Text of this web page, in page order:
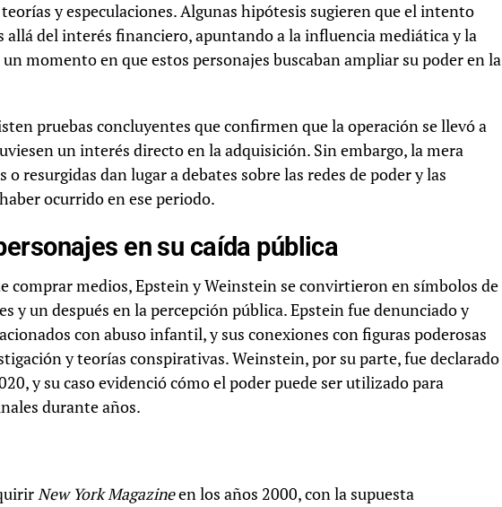
y especulaciones. Algunas hipótesis sugieren que el intento
del interés financiero, apuntando a la influencia mediática y la
momento en que estos personajes buscaban ampliar su poder en la
pruebas concluyentes que confirmen que la operación se llevó a
un interés directo en la adquisición. Sin embargo, la mera
resurgidas dan lugar a debates sobre las redes de poder y las
ocurrido en ese periodo.
en su caída pública
comprar medios, Epstein y Weinstein se convirtieron en símbolos de
y un después en la percepción pública. Epstein fue denunciado y
con abuso infantil, y sus conexiones con figuras poderosas
y teorías conspirativas. Weinstein, por su parte, fue declarado
y su caso evidenció cómo el poder puede ser utilizado para
durante años.
New York Magazineen los años 2000, con la supuesta